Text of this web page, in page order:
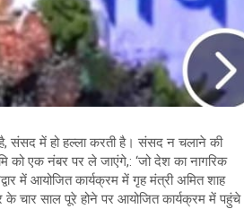
है, संसद में हो हल्ला करती है। संसद न चलाने की
को एक नंबर पर ले जाएंगे,: ‘जो देश का नागरिक
में आयोजित कार्यक्रम में गृह मंत्री अमित शाह
के चार साल पूरे होने पर आयोजित कार्यक्रम में पहुंचे